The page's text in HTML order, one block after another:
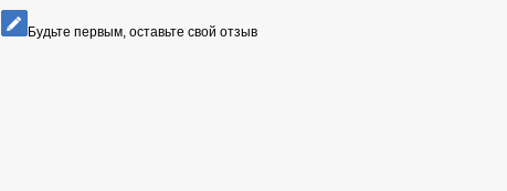
Будьте первым, оставьте свой отзыв